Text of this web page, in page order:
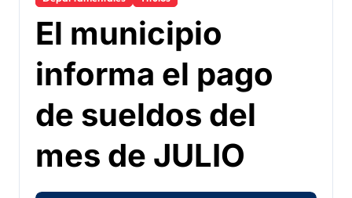
El municipio
informa el pago
de sueldos del
mes de JULIO